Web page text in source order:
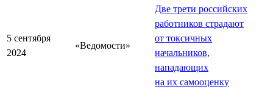
5 сентября
2024
«Ведомости»
Две трети российских
работников страдают
от токсичных
начальников,
нападающих
на их самооценку